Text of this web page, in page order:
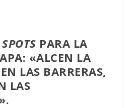
SPOTS PARA LA
«ALCEN LA
LAS BARRERAS,
LAS